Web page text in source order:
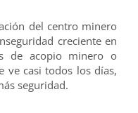
del centro minero
creciente en
de acopio minero o
ve casi todos los días,
seguridad.